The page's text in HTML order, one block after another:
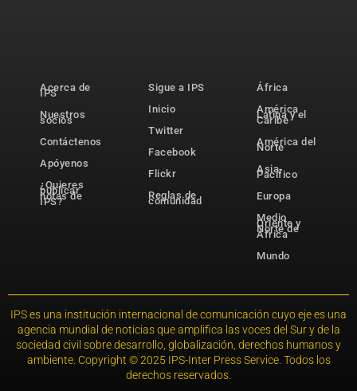
Acerca de
IPS
Nuestros
socios
Contáctenos
Apóyenos
¿Quieres
publicar
notas de
IPS?
Sigue a IPS
Inicio
Twitter
Facebook
Flickr
Reglas de
comunidad
África
América
Latina y el
Caribe
América del
Norte
Asia-
Pacífico
Europa
Medio
Oriente y
Norte de
África
Mundo
IPS es una institución internacional de comunicación cuyo eje es una
agencia mundial de noticias que amplifica las voces del Sur y de la
sociedad civil sobre desarrollo, globalización, derechos humanos y
ambiente. Copyright © 2025 IPS-Inter Press Service. Todos los
derechos reservados.